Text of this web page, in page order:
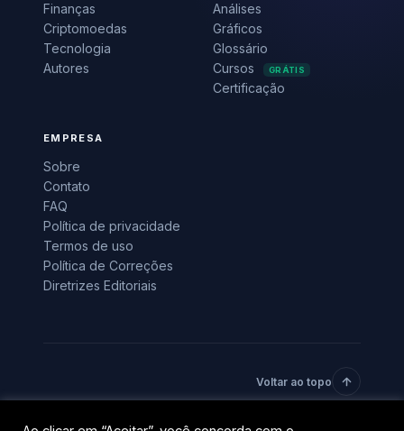
Finanças
Criptomoedas
Tecnologia
Autores
Análises
Gráficos
Glossário
Cursos
GRÁTIS
Certificação
EMPRESA
Sobre
Contato
FAQ
Política de privacidade
Termos de uso
Política de Correções
Diretrizes Editoriais
Voltar ao topo